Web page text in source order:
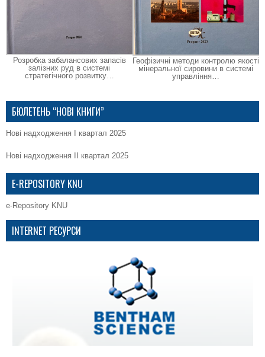
Розробка забалансових запасів
залізних руд в системі
стратегічного розвитку…
Геофізичні методи контролю якості
мінеральної сировини в системі
управління…
БЮЛЕТЕНЬ “НОВІ КНИГИ”
Нові надходження І квартал 2025
Нові надходження ІІ квартал 2025
E-REPOSITORY KNU
e-Repository KNU
INTERNET РЕСУРСИ